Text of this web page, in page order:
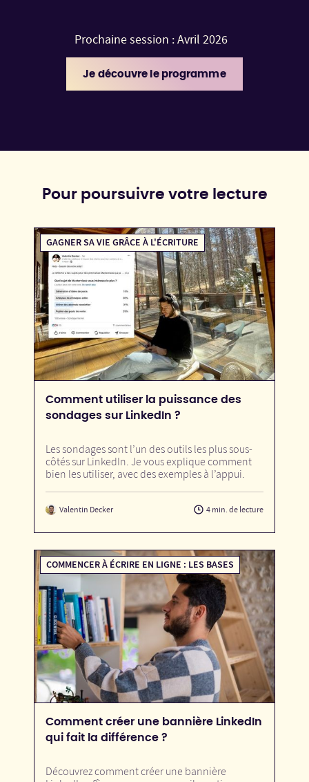
Prochaine session : Avril 2026
Je découvre le programme
Pour poursuivre votre lecture
GAGNER SA VIE GRÂCE À L'ÉCRITURE
Comment utiliser la puissance des
sondages sur LinkedIn ?
Les sondages sont l’un des outils les plus sous-
côtés sur LinkedIn. Je vous explique comment
bien les utiliser, avec des exemples à l’appui.
Valentin Decker 4 min. de lecture
COMMENCER À ÉCRIRE EN LIGNE : LES BASES
Comment créer une bannière LinkedIn
qui fait la différence ?
Découvrez comment créer une bannière